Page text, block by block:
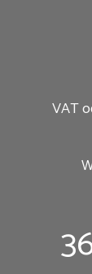
VAT